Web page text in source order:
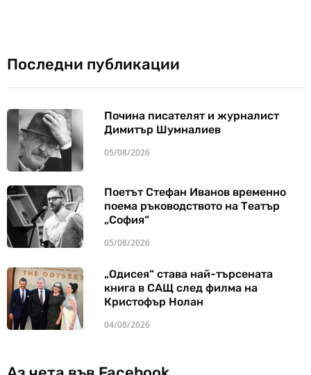
Последни публикации
Почина писателят и журналист
Димитър Шумналиев
05/08/2026
Поетът Стефан Иванов временно
поема ръководството на Театър
„София“
05/08/2026
„Одисея“ става най-търсената
книга в САЩ след филма на
Кристофър Нолан
04/08/2026